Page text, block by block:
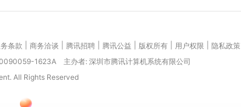
条款 商务洽谈 腾讯招聘 腾讯公益 版权所有 用户权限 隐私政策
1623A
主办者: 深圳市腾讯计算机系统有限公司
All Rights Reserved